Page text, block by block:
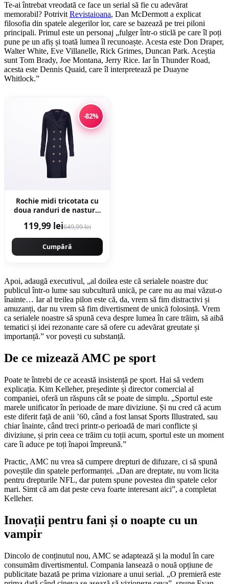
Te-ai întrebat vreodată ce face un serial să fie cu adevărat
memorabil? Potrivit Revistaioana, Dan McDermott a explicat
filosofia din spatele alegerilor lor, care se bazează pe trei piloni
principali. Primul este un personaj „fulger într-o sticlă pe care îl poți
pune pe un afiș și toată lumea îl recunoaște. Acesta este Don Draper,
Walter White, Eve Villanelle, Rick Grimes, Duncan Park. Aceștia
sunt Tom Brady, Joe Montana, Jerry Rice. Iar în Thunder Road,
acesta este Dennis Quaid, care îl interpretează pe Duayne
Whitlock.”
-82%
Rochie midi tricotata cu
doua randuri de nasturi -
119,99 lei649,99 lei
Cumpără
Apoi, adaugă executivul, „al doilea este că serialele noastre duc
publicul într-o lume sau subcultură unică, pe care nu au mai văzut-o
înainte… Iar al treilea pilon este că, da, vrem să fim distractivi și
amuzanți, dar nu vrem să fim divertisment de unică folosință. Vrem
ca serialele noastre să spună ceva despre lumea în care trăim, să aibă
tematici și idei rezonante care să ofere cu adevărat greutate și
importanță.” vor povești cu substanță.
De ce mizează AMC pe sport
Poate te întrebi de ce această insistență pe sport. Hai să vedem
explicația. Kim Kelleher, președinte și director comercial al
companiei, oferă un răspuns cât se poate de simplu. „Sportul este
marele unificator în perioade de mare diviziune. Și nu cred că acum
este diferit față de anii ’60, când a fost lansat Sports Illustrated, sau
chiar înainte, când treci printr-o perioadă de mari conflicte și
diviziune, și prin ceea ce trăim cu toții acum, sportul este un moment
care îi aduce pe toți înapoi împreună.”
Practic, AMC nu vrea să cumpere drepturi de difuzare, ci să spună
poveștile din spatele performanței. „Dan are dreptate, nu vom licita
pentru drepturile NFL, dar putem spune povestea din spatele celor
mari. Simt că am dat peste ceva foarte interesant aici”, a completat
Kelleher.
Inovații pentru fani și o noapte cu un
vampir
Dincolo de conținutul nou, AMC se adaptează și la modul în care
consumăm divertismentul. Compania lansează o nouă opțiune de
publicitate bazată pe prima vizionare a unui serial. „O premieră este